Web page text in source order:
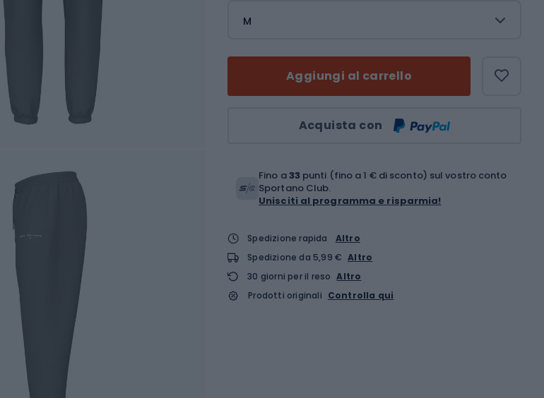
M
Aggiungi al carrello
Acquista con
Fino a33 punti (fino a 1 € di sconto) sul vostro conto
Sportano Club.
Unisciti al programma e risparmia!
Spedizione rapida
Altro
Spedizione da 5,99 € Altro
30 giorni per il reso Altro
Prodotti originali Controlla qui